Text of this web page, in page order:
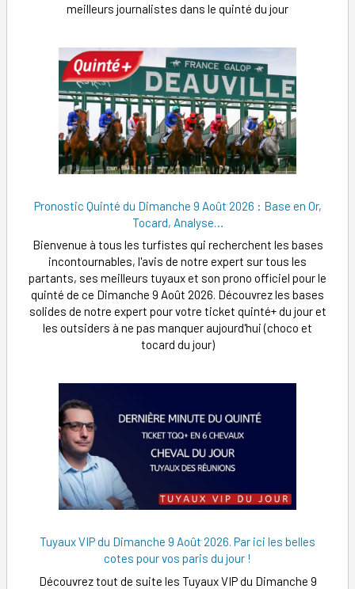
meilleurs journalistes dans le quinté du jour
Pronostic Quinté du Dimanche 9 Août 2026 : Base en Or,
Tocard, Analyse…
Bienvenue à tous les turfistes qui recherchent les bases
incontournables, l'avis de notre expert sur tous les
partants, ses meilleurs tuyaux et son prono officiel pour le
quinté de ce Dimanche 9 Août 2026. Découvrez les bases
solides de notre expert pour votre ticket quinté+ du jour et
les outsiders à ne pas manquer aujourd'hui (choco et
tocard du jour)
Tuyaux VIP du Dimanche 9 Août 2026. Par ici les belles
cotes pour vos paris du jour !
Découvrez tout de suite les Tuyaux VIP du Dimanche 9